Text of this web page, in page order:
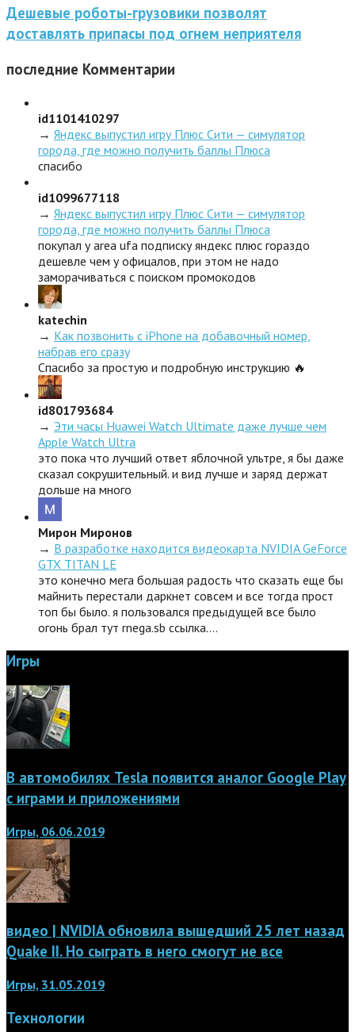
Дешевые роботы-грузовики позволят
доставлять припасы под огнем неприятеля
последние Комментарии
id1101410297
→ Яндекс выпустил игру Плюс Сити — симулятор
города, где можно получить баллы Плюса
спасибо
id1099677118
→ Яндекс выпустил игру Плюс Сити — симулятор
города, где можно получить баллы Плюса
покупал у area ufa подписку яндекс плюс гораздо
дешевле чем у офицалов, при этом не надо
заморачиваться с поиском промокодов
katechin
→ Как позвонить с iPhone на добавочный номер,
набрав его сразу
Спасибо за простую и подробную инструкцию 🔥
id801793684
→ Эти часы Huawei Watch Ultimate даже лучше чем
Apple Watch Ultra
это пока что лучший ответ яблочной ультре, я бы даже
сказал сокрушительный. и вид лучше и заряд держат
дольше на много
Мирон Миронов
→ В разработке находится видеокарта NVIDIA GeForce
GTX TITAN LE
это конечно мега большая радость что сказать еще бы
майнить перестали даркнет совсем и все тогда прост
топ бы было. я пользовался предыдущей все было
огонь брал тут rnega.sb ссылка.…
Игры
В автомобилях Tesla появится аналог Google Play
с играми и приложениями
Игры, 06.06.2019
видео | NVIDIA обновила вышедший 25 лет назад
Quake II. Но сыграть в него смогут не все
Игры, 31.05.2019
Технологии